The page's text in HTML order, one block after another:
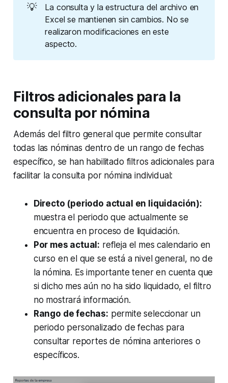
💡
La consulta y la estructura del archivo en
Excel se mantienen sin cambios. No se
realizaron modificaciones en este
aspecto.
Filtros adicionales para la
consulta por nómina
Además del filtro general que permite consultar
todas las nóminas dentro de un rango de fechas
específico, se han habilitado filtros adicionales para
facilitar la consulta por nómina individual:
Directo (periodo actual en liquidación):
muestra el periodo que actualmente se
encuentra en proceso de liquidación.
Por mes actual: refleja el mes calendario en
curso en el que se está a nivel general, no de
la nómina. Es importante tener en cuenta que
si dicho mes aún no ha sido liquidado, el filtro
no mostrará información.
Rango de fechas: permite seleccionar un
periodo personalizado de fechas para
consultar reportes de nómina anteriores o
específicos.